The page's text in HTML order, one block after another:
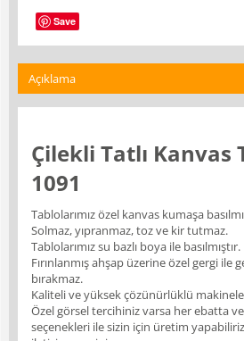
Save
Açıklama
Çilekli Tatlı Kanvas
1091
Tablolarımız özel kanvas kumaşa
Solmaz, yıpranmaz, toz ve kir tutmaz.
Tablolarımız su bazlı boya ile
Fırınlanmış ahşap üzerine özel gergi ile
bırakmaz.
Kaliteli ve yüksek çözünürlüklü
Özel görsel tercihiniz varsa her ebatta
seçenekleri ile sizin için üretim